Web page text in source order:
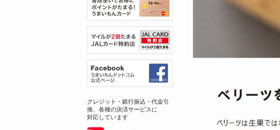
クレジット・銀行振込・代金引
換、各種の決済サービスに
対応しています